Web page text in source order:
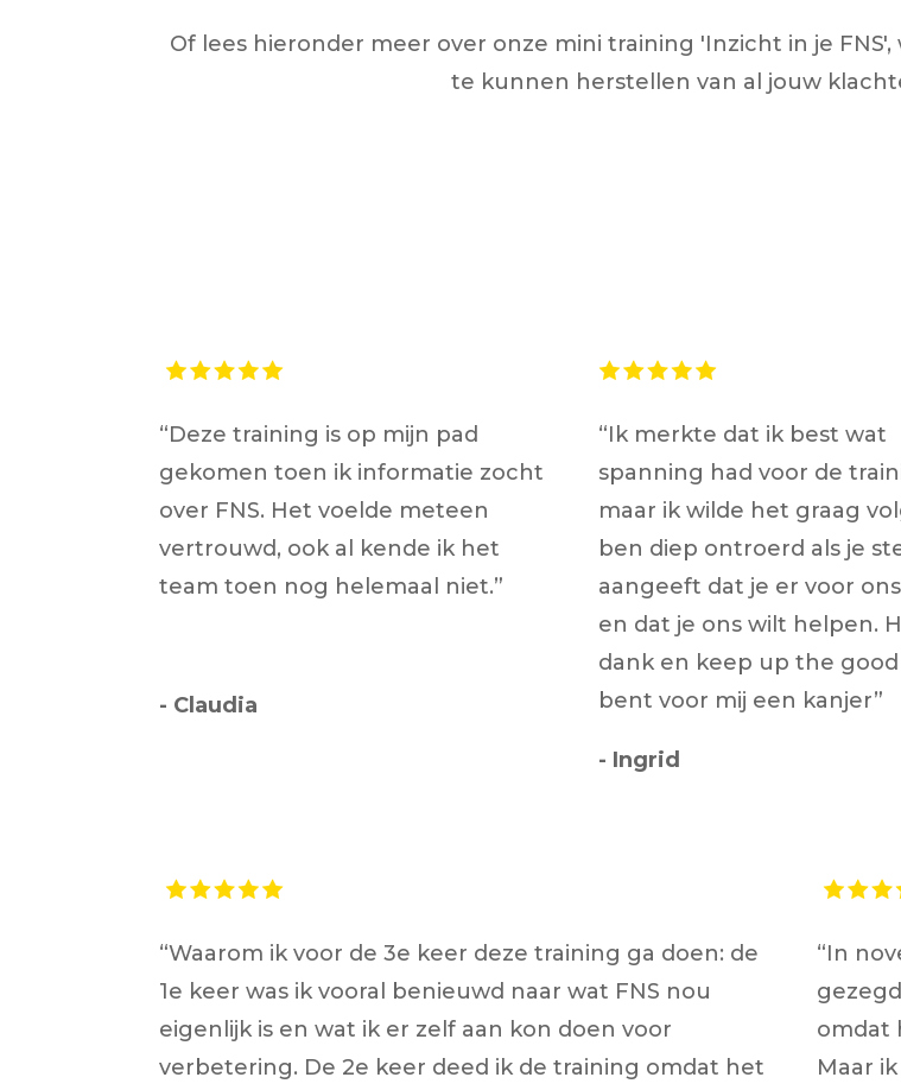
Of lees hieronder meer over onze mini training 'Inzicht in je
te kunnen herstellen van al jouw
“Deze training is op mijn pad
gekomen toen ik informatie zocht
over FNS. Het voelde meteen
vertrouwd, ook al kende ik het
team toen nog helemaal niet.”
- Claudia
“Ik merkte dat ik best wat
spanning had voor de
maar ik wilde het graag
ben diep ontroerd als je
aangeeft dat je er voor
en dat je ons wilt helpen.
dank en keep up the good
bent voor mij een kanjer”
- Ingrid
“Waarom ik voor de 3e keer deze training ga doen: de
1e keer was ik vooral benieuwd naar wat FNS nou
eigenlijk is en wat ik er zelf aan kon doen voor
verbetering. De 2e keer deed ik de training omdat het
“In
omdat
Maar